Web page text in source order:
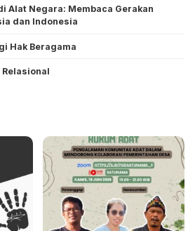
Alat Negara: Membaca Gerakan
dan Indonesia
Hak Beragama